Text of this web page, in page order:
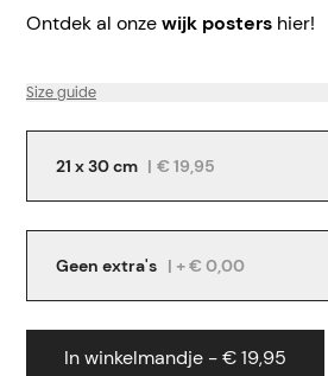
Ontdek al onzewijk posters hier!
Size guide
21 x 30 cm | € 19,95
Geen extra's | + € 0,00
In winkelmandje - € 19,95